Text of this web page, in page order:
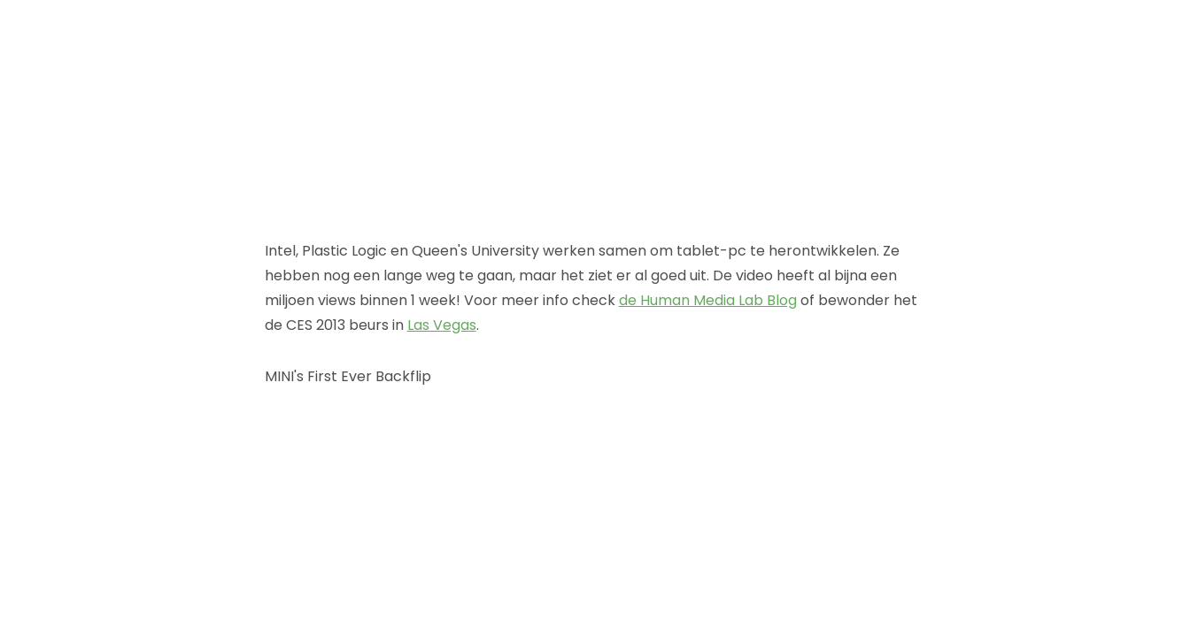
Intel, Plastic Logic en Queen's University werken samen om tablet-pc te herontwikkelen. Ze
hebben nog een lange weg te gaan, maar het ziet er al goed uit. De video heeft al bijna een
miljoen views binnen 1 week! Voor meer info checkde Human Media Lab Blog of bewonder het
de CES 2013 beurs in Las Vegas.
MINI's First Ever Backflip